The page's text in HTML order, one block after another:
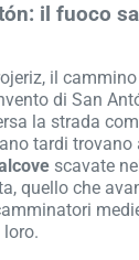
il fuoco
il
di San
la strada
tardi
scavate
quello che